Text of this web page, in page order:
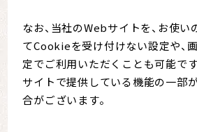
なお、当社のWebサイトを、お使
てCookieを受け付けない設定や、
定でご利用いただくことも可能で
サイトで提供している機能の一部
合がございます。